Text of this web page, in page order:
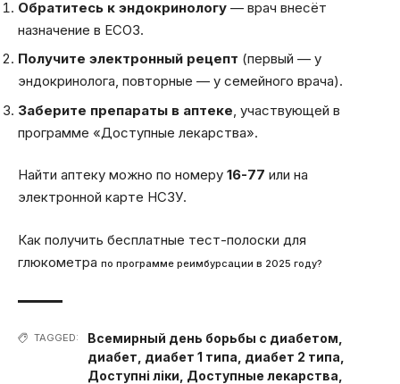
Обратитесь к эндокринологу — врач внесёт
назначение в ЕСОЗ.
Получите электронный рецепт (первый — у
эндокринолога, повторные — у семейного врача).
Заберите препараты в аптеке, участвующей в
программе «Доступные лекарства».
Найти аптеку можно по номеру 16-77 или на
электронной карте НСЗУ.
Как получить бесплатные тест-полоски для
глюкометра по программе реимбурсации в 2025 году?
TAGGED: Всемирный день борьбы с диабетом
диабет диабет 1 типа диабет 2 типа
Доступні ліки Доступные лекарства